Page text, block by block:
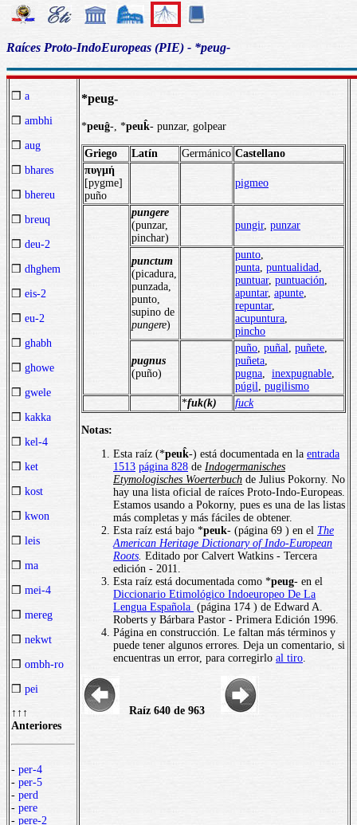
Raíces Proto-IndoEuropeas (PIE) - *peug-
❒ a
❒ ambhi
❒ aug
❒ bhares
❒ bhereu
❒ breuq
❒ deu-2
❒ dhghem
❒ eis-2
❒ eu-2
❒ ghabh
❒ ghowe
❒ gwele
❒ kakka
❒ kel-4
❒ ket
❒ kost
❒ kwon
❒ leis
❒ ma
❒ mei-4
❒ mereg
❒ nekwt
❒ ombh-ro
❒ pei
↑↑↑
Anteriores
- per-4
- per-5
- perd
- pere
- pere-2
*peug-
*peuĝ-, *peuk̂- punzar, golpear
Griego Latín Germánico Castellano
πυγμή
[pygme]
puño
pigmeo
pungere
(punzar,
pinchar)
pungir, punzar
punctum
(picadura,
punzada,
punto,
supino de
pungere)
punto
punta puntualidad
puntuar, puntuación
apuntar, apunte
repuntar,
acupuntura
pincho
pugnus
(puño)
puño puñal puñete
puñeta
pugna
inexpugnable
púgil
pugilismo
*fuk(k) fuck
Notas:
Esta raíz (*peuk̂-) está documentada en la entrada
1513 página 828 de Indogermanisches
Etymologisches Woerterbuch de Julius Pokorny. No
hay una lista oficial de raíces Proto-Indo-Europeas.
Estamos usando a Pokorny, pues es una de las listas
más completas y más fáciles de obtener.
Esta raíz está bajo *peuk- (página 69 ) en el The
American Heritage Dictionary of Indo-European
Roots Editado por Calvert Watkins - Tercera
edición - 2011.
Esta raíz está documentada como *peug- en el
Diccionario Etimológico Indoeuropeo De La
Lengua Española (página 174 ) de Edward A.
Roberts y Bárbara Pastor - Primera Edición 1996.
Página en construcción. Le faltan más términos y
puede tener algunos errores. Deja un comentario, si
encuentras un error, para corregirlo al tiro
Raíz 640 de 963